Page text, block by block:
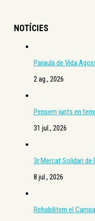
NOTÍCIES
Paraula de Vida
2 ag., 2026
Pensem junts en
31 jul., 2026
3r Mercat Solidari de
8 jul., 2026
Rehabilitem el